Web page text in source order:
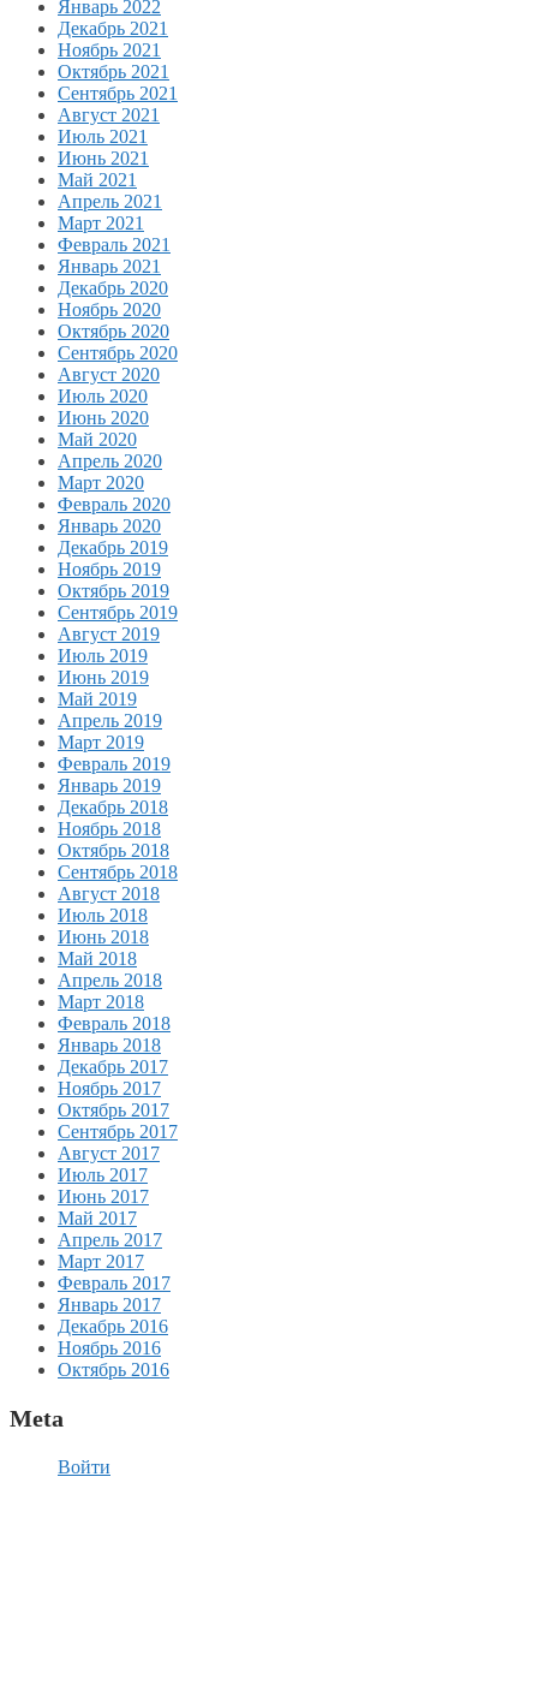
Январь 2022
Декабрь 2021
Ноябрь 2021
Октябрь 2021
Сентябрь 2021
Август 2021
Июль 2021
Июнь 2021
Май 2021
Апрель 2021
Март 2021
Февраль 2021
Январь 2021
Декабрь 2020
Ноябрь 2020
Октябрь 2020
Сентябрь 2020
Август 2020
Июль 2020
Июнь 2020
Май 2020
Апрель 2020
Март 2020
Февраль 2020
Январь 2020
Декабрь 2019
Ноябрь 2019
Октябрь 2019
Сентябрь 2019
Август 2019
Июль 2019
Июнь 2019
Май 2019
Апрель 2019
Март 2019
Февраль 2019
Январь 2019
Декабрь 2018
Ноябрь 2018
Октябрь 2018
Сентябрь 2018
Август 2018
Июль 2018
Июнь 2018
Май 2018
Апрель 2018
Март 2018
Февраль 2018
Январь 2018
Декабрь 2017
Ноябрь 2017
Октябрь 2017
Сентябрь 2017
Август 2017
Июль 2017
Июнь 2017
Май 2017
Апрель 2017
Март 2017
Февраль 2017
Январь 2017
Декабрь 2016
Ноябрь 2016
Октябрь 2016
Meta
Войти